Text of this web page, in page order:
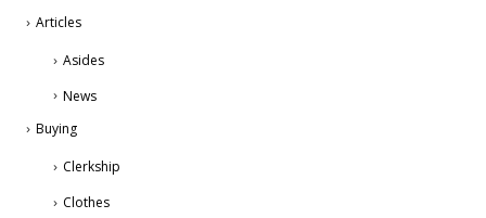
Articles
Asides
News
Buying
Clerkship
Clothes